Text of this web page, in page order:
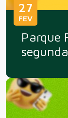
27
FEV
Parque